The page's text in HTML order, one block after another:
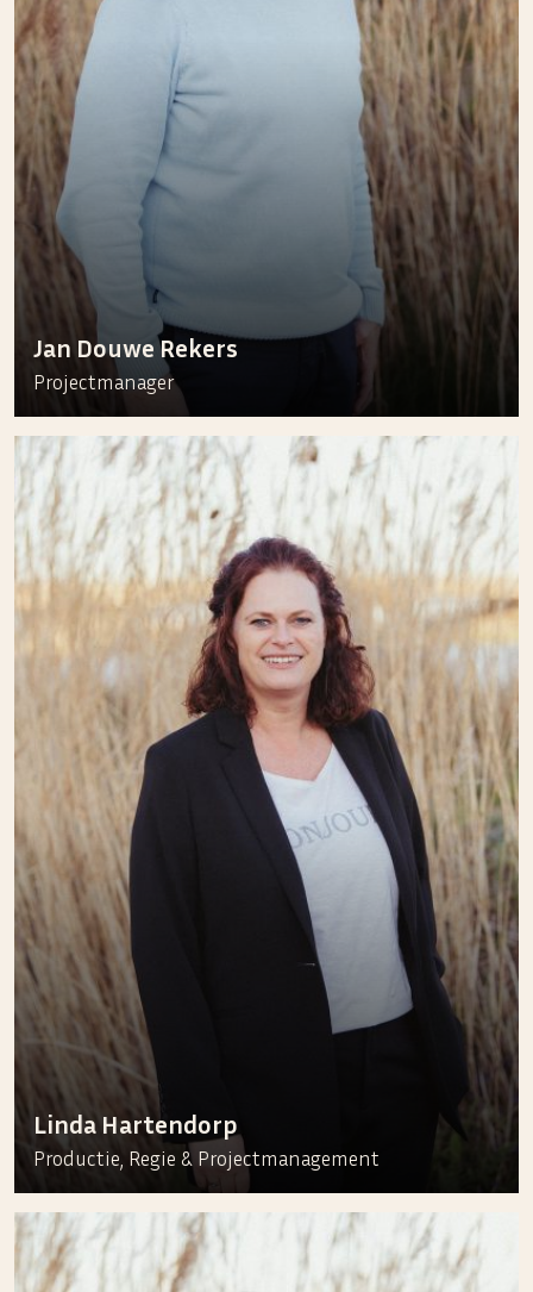
Jan Douwe Rekers
Projectmanager
Linda Hartendorp
Productie, Regie & Projectmanagement